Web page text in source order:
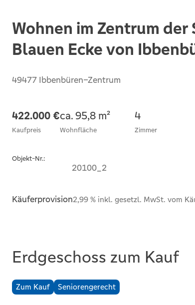
Wohnen im Zentrum
Blauen Ecke von
49477 Ibbenbüren–Zentrum
422.000 €
Kaufpreis
ca. 95,8 m²
Wohnfläche
4
Zimmer
Objekt-Nr.:
20100_2
Käuferprovision2,99 % inkl. gesetzl. MwSt. vom
Erdgeschoss zum Kauf
Zum Kauf Seniorengerecht